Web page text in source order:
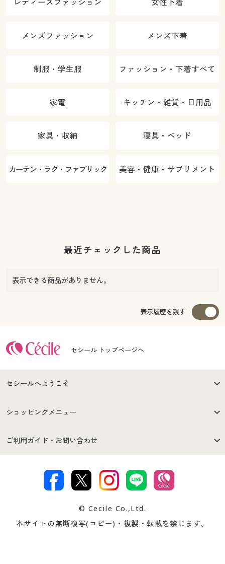
メンズファッション メンズ下着
制服・学生服 ファッション・下着すべて
家電 キッチン・雑貨・日用品
家具・収納 寝具・ベッド
カーテン・ラグ・ファブリック 美容・健康・サプリメント
最近チェックした商品
表示できる商品がありません。
表示履歴を残す
セシール トップページへ
セシールへようこそ
はじめての方へ
セシールご利用規約
著作権・商標について 会社案内
ショッピングメニュー
商品カテゴリ
プレゼント＆キャンペーン サイトマップ
ご利用ガイド・お問い合わせ
交換・返品は お支払は
ついて
忘れの場合
© Cecile Co.,Ltd.
本サイトの無断複写(コピー)・複製・転載を禁じます。